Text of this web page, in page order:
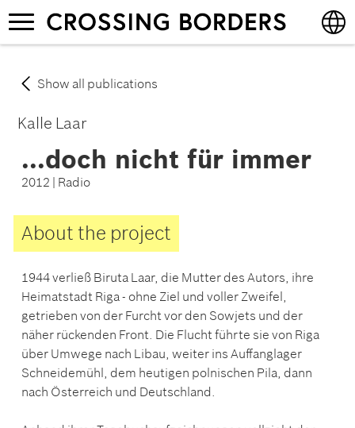
Skip
to
main
Toggle
navigation
Show all publications
Kalle Laar
...doch nicht für immer
2012 | Radio
About the project
1944 verließ Biruta Laar, die Mutter des Autors, ihre
Heimatstadt Riga - ohne Ziel und voller Zweifel,
getrieben von der Furcht vor den Sowjets und der
näher rückenden Front. Die Flucht führte sie von Riga
über Umwege nach Libau, weiter ins Auffanglager
Schneidemühl, dem heutigen polnischen Pila, dann
nach Österreich und Deutschland.